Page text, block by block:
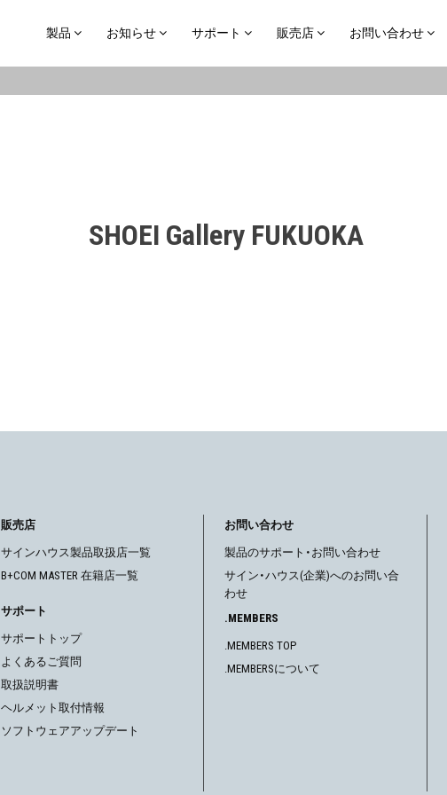
製品 お知らせ サポート 販売店 お問い合わせ
SHOEI Gallery FUKUOKA
販売店
サインハウス製品取扱店一覧
B+COM MASTER 在籍店一覧
サポート
サポートトップ
よくあるご質問
取扱説明書
ヘルメット取付情報
ソフトウェアアップデート
お問い合わせ
製品のサポート・お問い合わせ
サイン・ハウス(企業)へのお問い合
わせ
.MEMBERS
.MEMBERS TOP
.MEMBERSについて